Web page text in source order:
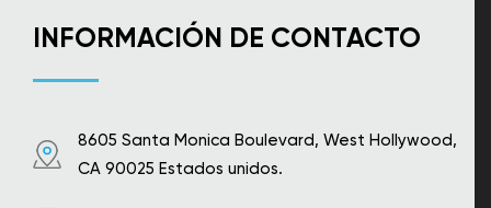
INFORMACIÓN DE CONTACTO
8605 Santa Monica Boulevard, West Hollywood,
CA 90025 Estados unidos.